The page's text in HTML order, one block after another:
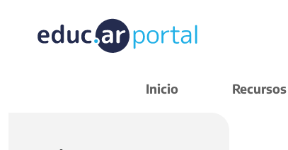
Inicio Recursos